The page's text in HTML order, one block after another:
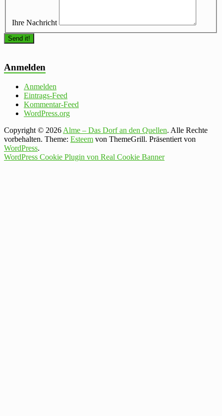
Ihre Nachricht
Anmelden
Anmelden
Eintrags-Feed
Kommentar-Feed
WordPress.org
Copyright © 2026 Alme – Das Dorf an den Quellen. Alle Rechte
vorbehalten. Theme: Esteem von ThemeGrill. Präsentiert von
WordPress.
WordPress Cookie Plugin von Real Cookie Banner